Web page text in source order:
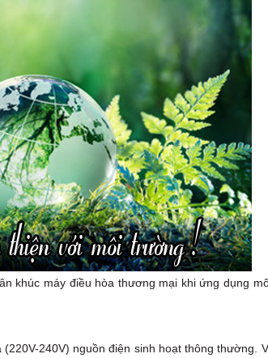
khúc máy điều hòa thương mại khi ứng dụng
240V) nguồn điện sinh hoạt thông thường.